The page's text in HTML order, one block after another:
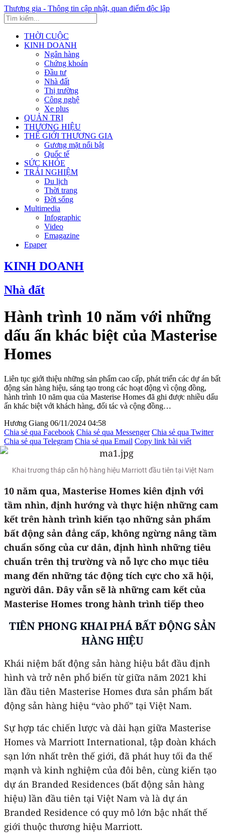
Thương gia - Thông tin cập nhật, quan điểm độc lập
THỜI CUỘC
KINH DOANH
Ngân hàng
Chứng khoán
Đầu tư
Nhà đất
Thị trường
Công nghệ
Xe plus
QUẢN TRỊ
THƯƠNG HIỆU
THẾ GIỚI THƯƠNG GIA
Gương mặt nổi bật
Quốc tế
SỨC KHỎE
TRẢI NGHIỆM
Du lịch
Thời trang
Đời sống
Multimedia
Infographic
Video
Emagazine
Epaper
KINH DOANH
Nhà đất
Hành trình 10 năm với những
dấu ấn khác biệt của Masterise
Homes
Liên tục giới thiệu những sản phẩm cao cấp, phát triển các dự án bất
động sản hàng hiệu, sáng tạo trong các hoạt động vì cộng đồng,
hành trình 10 năm qua của Masterise Homes đã ghi được nhiều dấu
ấn khác biệt với khách hàng, đối tác và cộng đồng…
Hương Giang 06/11/2024 04:58
Chia sẻ qua Facebook Chia sẻ qua Messenger Chia sẻ qua Twitter
Chia sẻ qua Telegram Chia sẻ qua Email Copy link bài viết
Khai trương tháp căn hộ hàng hiệu Marriott đầu tiên tại Việt Nam
10 năm qua, Masterise Homes kiên định với
tầm nhìn, định hướng và thực hiện những cam
kết trên hành trình kiến tạo những sản phẩm
bất động sản đẳng cấp, không ngừng nâng tầm
chuẩn sống của cư dân, định hình những tiêu
chuẩn trên thị trường và nỗ lực cho mục tiêu
mang đến những tác động tích cực cho xã hội,
người dân. Đây vẫn sẽ là những cam kết của
Masterise Homes trong hành trình tiếp theo
TIÊN PHONG KHAI PHÁ BẤT ĐỘNG SẢN
HÀNG HIỆU
Khái niệm bất động sản hàng hiệu bắt đầu định
hình và trở nên phổ biến từ giữa năm 2021 khi
lần đầu tiên Masterise Homes đưa sản phẩm bất
động sản hàng hiệu “vào phố” tại Việt Nam.
Sự hợp tác chiến lược và dài hạn giữa Masterise
Homes và Marriott International, tập đoàn khách
sạn lớn nhất trên thế giới, đã phát huy tối đa thế
mạnh và kinh nghiệm của đôi bên, cùng kiến tạo
dự án Branded Residences (bất động sản hàng
hiệu) lần đầu tiên tại Việt Nam và là dự án
Branded Residence có quy mô lớn bậc nhất thế
giới thuộc thương hiệu Marriott.